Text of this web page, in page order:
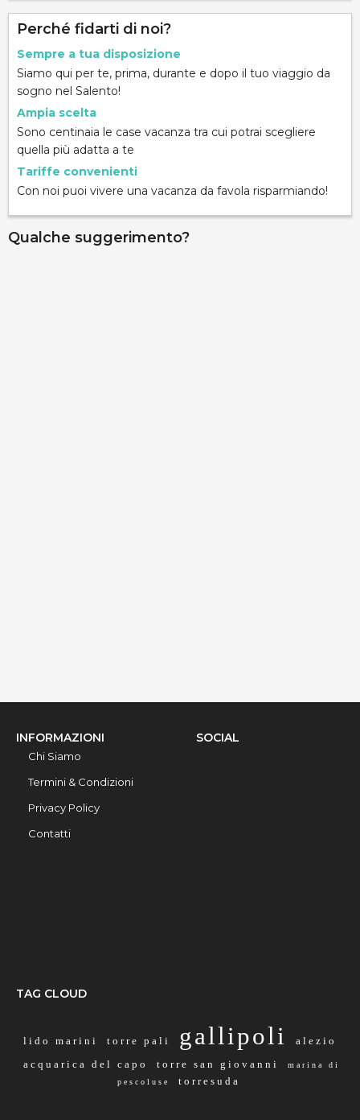
Perché fidarti di noi?
Sempre a tua disposizione
Siamo qui per te, prima, durante e dopo il tuo viaggio da
sogno nel Salento!
Ampia scelta
Sono centinaia le case vacanza tra cui potrai scegliere
quella più adatta a te
Tariffe convenienti
Con noi puoi vivere una vacanza da favola risparmiando!
Qualche suggerimento?
INFORMAZIONI
Chi Siamo
Termini & Condizioni
Privacy Policy
Contatti
SOCIAL
TAG CLOUD
lido marini torre pali gallipoli
alezio
acquarica del capo
torre san giovanni
marina di
pescoluse
torresuda